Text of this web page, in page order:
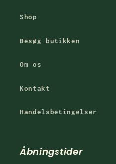
Shop
Besøg butikken
Om os
Kontakt
Handelsbetingelser
Åbningstider